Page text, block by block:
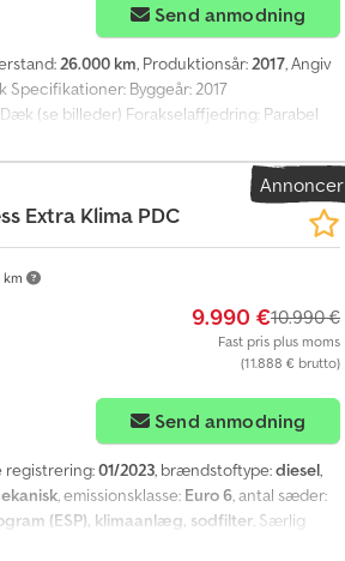
Send anmodning
26.000 km, Produktionsår:2017, Angiv
Byggeår: 2017
(se billeder) Forakselaffjedring: Parabel
hk Indvendig længde af lastrum: 3,906 m
Klimaanlæg Lygter Opvarmede spejle
ton) til salg. Ifølge ejeren fungerer køretøjet
HK: 177 Syn: Ja EU-godkendt til:
668 Kw: 130 Euro: 6 Model: D 4x2
Norway for yderligere information.
Annoncer
Extra Klima PDC
9.990 €10.990 €
Fast pris plus moms
(11.888 € brutto)
Send anmodning
registrering:01/2023, brændstoftype:diesel,
, emissionsklasse: Euro 6, antal sæder:
(ESP), klimaanlæg, sodfilter, Særlig
udstyr: Opbevaringshylde, airbag på